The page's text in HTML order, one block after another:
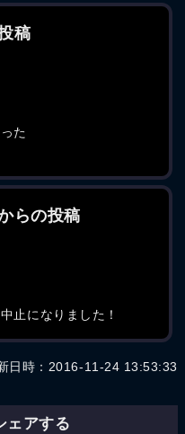
稿
た
らの投稿
止になりました！
日時：2016-11-24 13:53:33
ェアする